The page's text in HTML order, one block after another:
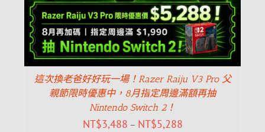
這次換老爸好好玩一場！Razer Raiju V3 Pro 父
親節限時優惠中，8月指定周邊滿額再抽
Nintendo Switch 2！
NT$3,488 – NT$5,288